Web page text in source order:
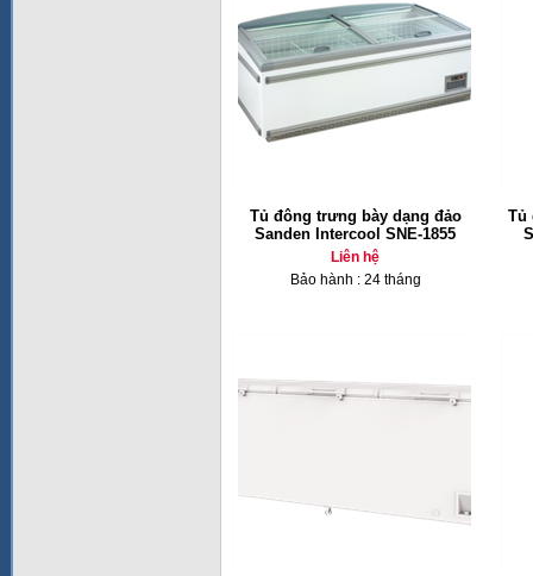
Tủ đông trưng bày dạng đảo
Sanden Intercool SNE-1855
Liên hệ
Bảo hành : 24 tháng
Tủ